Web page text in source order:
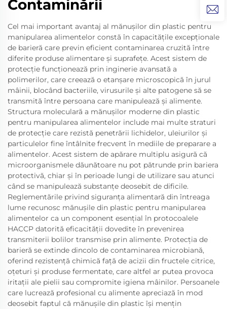
Contaminării
Cel mai important avantaj al mănușilor din plastic pentru
manipularea alimentelor constă în capacitățile excepționale
de barieră care previn eficient contaminarea cruzită între
diferite produse alimentare și suprafețe. Acest sistem de
protecție funcționează prin inginerie avansată a
polimerilor, care creează o etanșare microscopică în jurul
mâinii, blocând bacteriile, virusurile și alte patogene să se
transmită între persoana care manipulează și alimente.
Structura moleculară a mănușilor moderne din plastic
pentru manipularea alimentelor include mai multe straturi
de protecție care rezistă penetrării lichidelor, uleiurilor și
particulelor fine întâlnite frecvent în mediile de preparare a
alimentelor. Acest sistem de apărare multiplu asigură că
microorganismele dăunătoare nu pot pătrunde prin bariera
protectivă, chiar și în perioade lungi de utilizare sau atunci
când se manipulează substanțe deosebit de dificile.
Reglementările privind siguranța alimentară din întreaga
lume recunosc mănușile din plastic pentru manipularea
alimentelor ca un component esențial în protocoalele
HACCP datorită eficacității dovedite în prevenirea
transmiterii bolilor transmise prin alimente. Protecția de
barieră se extinde dincolo de contaminarea microbiană,
oferind rezistență chimică față de acizii din fructele citrice,
oțeturi și produse fermentate, care altfel ar putea provoca
iritații ale pielii sau compromite igiena mâinilor. Persoanele
care lucrează profesional cu alimente apreciază în mod
deosebit faptul că mănușile din plastic își mențin